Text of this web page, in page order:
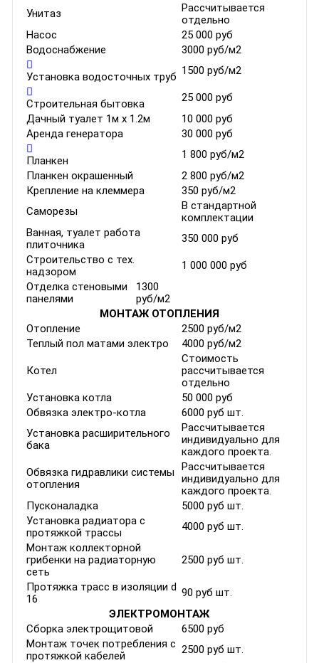
Унитаз
Рассчитывается
отдельно
Насос
25 000 руб
Водоснабжение
3000 руб/м2
Установка водосточных труб 1500 руб/м2
Строительная бытовка
25 000 руб
Дачный туалет 1м х 1.2м
10 000 руб
Аренда генератора
30 000 руб
Планкен
1 800 руб/м2
Планкен окрашенный
2 800 руб/м2
Крепление на клеммера
350 руб/м2
Саморезы
В стандартной
комплектации
Ванная, туалет работа
плиточника
350 000 руб
Строительство с тех.
надзором
1 000 000 руб
Отделка стеновыми
панелями
1300
руб/м2
МОНТАЖ ОТОПЛЕНИЯ
Отопление
2500 руб/м2
Теплый пол матами электро
4000 руб/м2
Котел
Стоимость
рассчитывается
отдельно
Установка котла
50 000 руб
Обвязка электро-котла
6000 руб шт.
Установка расширительного
бака
Рассчитывается
индивидуально для
каждого проекта.
Обвязка гидравлики системы
отопления
Рассчитывается
индивидуально для
каждого проекта.
Пусконаладка
5000 руб шт.
Установка радиатора с
протяжкой трассы
4000 руб шт.
Монтаж коллекторной
грибенки на радиаторную
сеть
2500 руб шт.
Протяжка трасс в изоляции d
16
90 руб шт.
ЭЛЕКТРОМОНТАЖ
Сборка электрощитовой
6500 руб
Монтаж точек потребления с
протяжкой кабелей
2500 руб шт.